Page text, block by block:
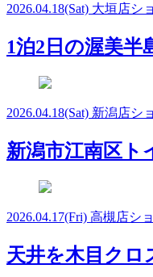
2026.04.18(Sat) 大垣店シ
1泊2日の渥美半
2026.04.18(Sat) 新潟店シ
新潟市江南区ト
2026.04.17(Fri) 高槻店シ
天井を木目クロ